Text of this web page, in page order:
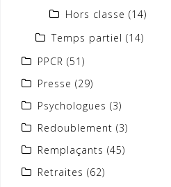
Hors classe (14)
Temps partiel (14)
PPCR (51)
Presse (29)
Psychologues (3)
Redoublement (3)
Remplaçants (45)
Retraites (62)